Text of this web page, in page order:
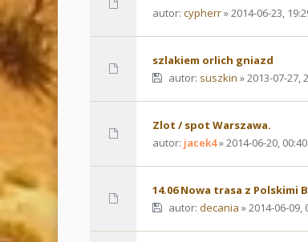
autor: cypherr» 2014-06-23,
szlakiem orlich gniazd
autor: suszkin » 2013-07-27,
Zlot / spot Warszawa.
autor: jacek4» 2014-06-20, 00:40
14.06 Nowa trasa z Polskimi
autor: decania » 2014-06-09,